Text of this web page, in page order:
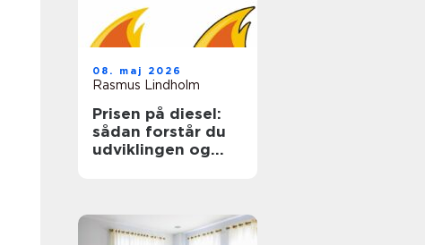
08. maj 2026
Rasmus Lindholm
Prisen på diesel:
sådan forstår du
udviklingen og